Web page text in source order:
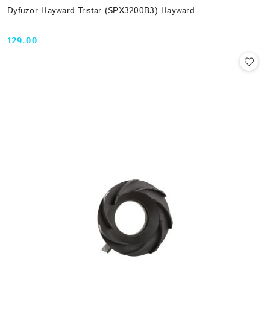
Dyfuzor Hayward Tristar (SPX3200B3) Hayward
Cena:
129.00